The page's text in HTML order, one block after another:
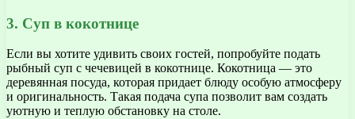
3. Суп в кокотнице
Если вы хотите удивить своих гостей, попробуйте подать
рыбный суп с чечевицей в кокотнице. Кокотница — это
деревянная посуда, которая придает блюду особую атмосферу
и оригинальность. Такая подача супа позволит вам создать
уютную и теплую обстановку на столе.